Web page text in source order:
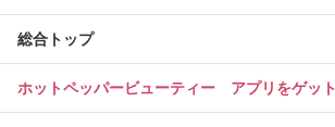
総合トップ
ホットペッパービューティー アプリをゲット